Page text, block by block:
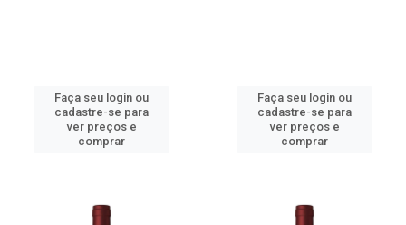
Faça seu login ou
cadastre-se para
ver preços e
comprar
Faça seu login ou
cadastre-se para
ver preços e
comprar